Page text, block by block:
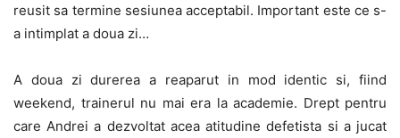
reusit sa termine sesiunea acceptabil. Important este ce s-
a intimplat a doua zi…
A doua zi durerea a reaparut in mod identic si, fiind
weekend, trainerul nu mai era la academie. Drept pentru
care Andrei a dezvoltat acea atitudine defetista si a jucat